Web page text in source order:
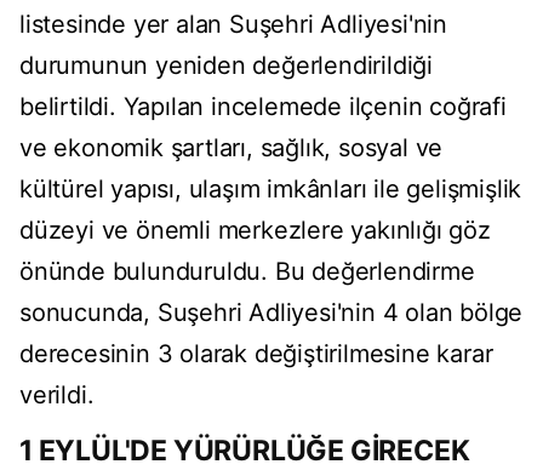
listesinde yer alan Suşehri Adliyesi'nin
durumunun yeniden değerlendirildiği
belirtildi. Yapılan incelemede ilçenin coğrafi
ve ekonomik şartları, sağlık, sosyal ve
kültürel yapısı, ulaşım imkânları ile gelişmişlik
düzeyi ve önemli merkezlere yakınlığı göz
önünde bulunduruldu. Bu değerlendirme
sonucunda, Suşehri Adliyesi'nin 4 olan bölge
derecesinin 3 olarak değiştirilmesine karar
verildi.
1 EYLÜL'DE YÜRÜRLÜĞE GİRECEK